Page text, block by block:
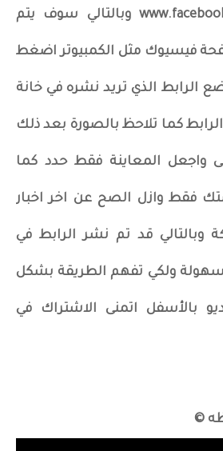
الاعلى موقع www.facebook.com وبالتالي سوف يتم
فيسيوك مثل الكمبيوتر اضغط
الرابط الذي تريد نشره في خانة
الرابط كما تلاحظ بالصورة بعد ذلك
واجعل المعاينة فقط حدد كما
فقط وازل الصح عن اخر اخبار
قد تم نشر الرابط في
ولكي تفهم الطريقة بشكل
بالأسفل اتمنى الاشتراك في
©